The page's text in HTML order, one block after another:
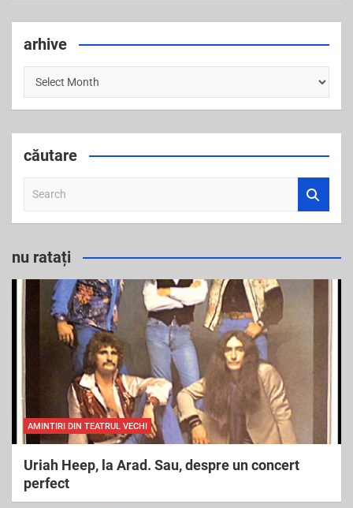
arhive
arhive
căutare
a
c
nu ratați
AMINTIRI DIN TEATRUL VECHI
Uriah Heep, la Arad. Sau, despre un concert
perfect